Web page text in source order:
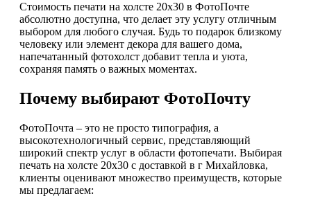
Стоимость печати на холсте 20х30 в ФотоПочте
абсолютно доступна, что делает эту услугу отличным
выбором для любого случая. Будь то подарок близкому
человеку или элемент декора для вашего дома,
напечатанный фотохолст добавит тепла и уюта,
сохраняя память о важных моментах.
Почему выбирают ФотоПочту
ФотоПочта – это не просто типография, а
высокотехнологичный сервис, представляющий
широкий спектр услуг в области фотопечати. Выбирая
печать на холсте 20х30 с доставкой в г Михайловка,
клиенты оценивают множество преимуществ, которые
мы предлагаем: